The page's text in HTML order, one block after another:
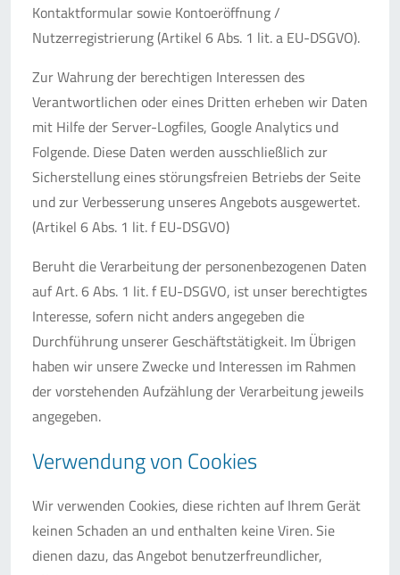
Kontaktformular sowie Kontoeröffnung /
Nutzerregistrierung (Artikel 6 Abs. 1 lit. a EU-DSGVO).
Zur Wahrung der berechtigen Interessen des
Verantwortlichen oder eines Dritten erheben wir Daten
mit Hilfe der Server-Logfiles, Google Analytics und
Folgende. Diese Daten werden ausschließlich zur
Sicherstellung eines störungsfreien Betriebs der Seite
und zur Verbesserung unseres Angebots ausgewertet.
(Artikel 6 Abs. 1 lit. f EU-DSGVO)
Beruht die Verarbeitung der personenbezogenen Daten
auf Art. 6 Abs. 1 lit. f EU-DSGVO, ist unser berechtigtes
Interesse, sofern nicht anders angegeben die
Durchführung unserer Geschäftstätigkeit. Im Übrigen
haben wir unsere Zwecke und Interessen im Rahmen
der vorstehenden Aufzählung der Verarbeitung jeweils
angegeben.
Verwendung von Cookies
Wir verwenden Cookies, diese richten auf Ihrem Gerät
keinen Schaden an und enthalten keine Viren. Sie
dienen dazu, das Angebot benutzerfreundlicher,